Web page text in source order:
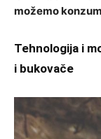
možemo
Tehnologija i
i bukovače